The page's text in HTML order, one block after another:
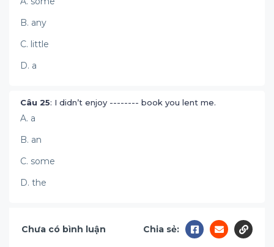
B. any
C. little
D. a
Câu 25: I didn’t enjoy -------- book you lent me.
A. a
B. an
C. some
D. the
Chưa có bình luận Chia sẻ: